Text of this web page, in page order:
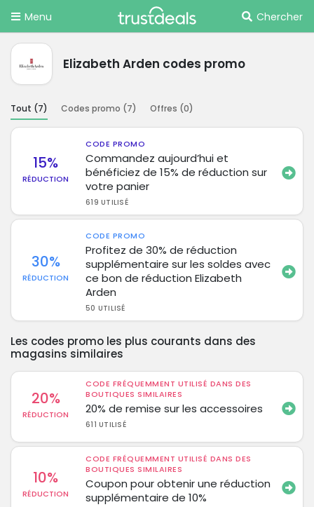
Menu Chercher
Elizabeth Arden codes promo
Tout (7) Codes promo (7) Offres (0)
15%
RÉDUCTION
CODE PROMO
Commandez aujourd’hui et
bénéficiez de 15% de réduction sur
votre panier
619 UTILISÉ
30%
RÉDUCTION
CODE PROMO
Profitez de 30% de réduction
supplémentaire sur les soldes avec
ce bon de réduction Elizabeth
Arden
50 UTILISÉ
Les codes promo les plus courants dans des
magasins similaires
20%
RÉDUCTION
CODE FRÉQUEMMENT UTILISÉ DANS DES
BOUTIQUES SIMILAIRES
20% de remise sur les accessoires
611 UTILISÉ
10%
RÉDUCTION
CODE FRÉQUEMMENT UTILISÉ DANS DES
BOUTIQUES SIMILAIRES
Coupon pour obtenir une réduction
supplémentaire de 10%